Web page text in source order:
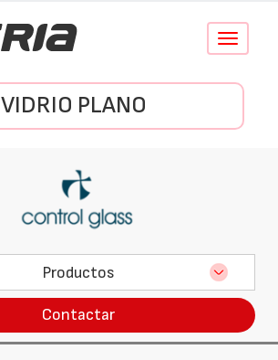
Conmutar
VIDRIO PLANO
Productos
Contactar